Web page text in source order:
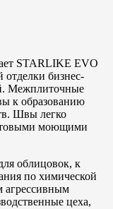
STARLIKE EVO
бизнес-
Межплиточные
к образованию
Швы легко
моющими
облицовок, к
по химической
агрессивным
цеха,